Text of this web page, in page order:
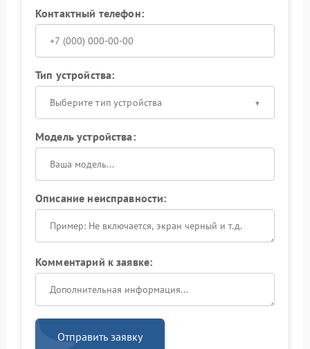
Контактный телефон:
Тип устройства:
Выберите тип устройства
Модель устройства:
Описание неисправности:
Комментарий к заявке:
Отправить заявку